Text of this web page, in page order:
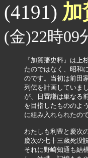
(4191) 加
(金)22時09
『加賀藩史料』は
たのではなく、昭和
のです。当初は前田
列伝を計画していま
が、日置謙は単なる
を目指したもののよ
に組み入れられたの
わたしも利豊と慶次
慶次の七十三歳死没
それに野崎知通も結